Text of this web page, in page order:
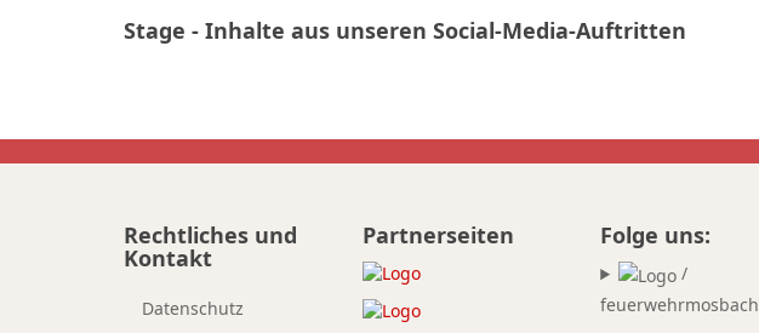
Stage - Inhalte aus unseren Social-Media-Auftritten
Rechtliches und
Kontakt
Datenschutz
Partnerseiten Folge uns:
/
feuerwehrmosbach